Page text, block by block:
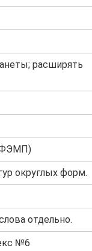
расширять
округлых форм.
отдельно.
№6